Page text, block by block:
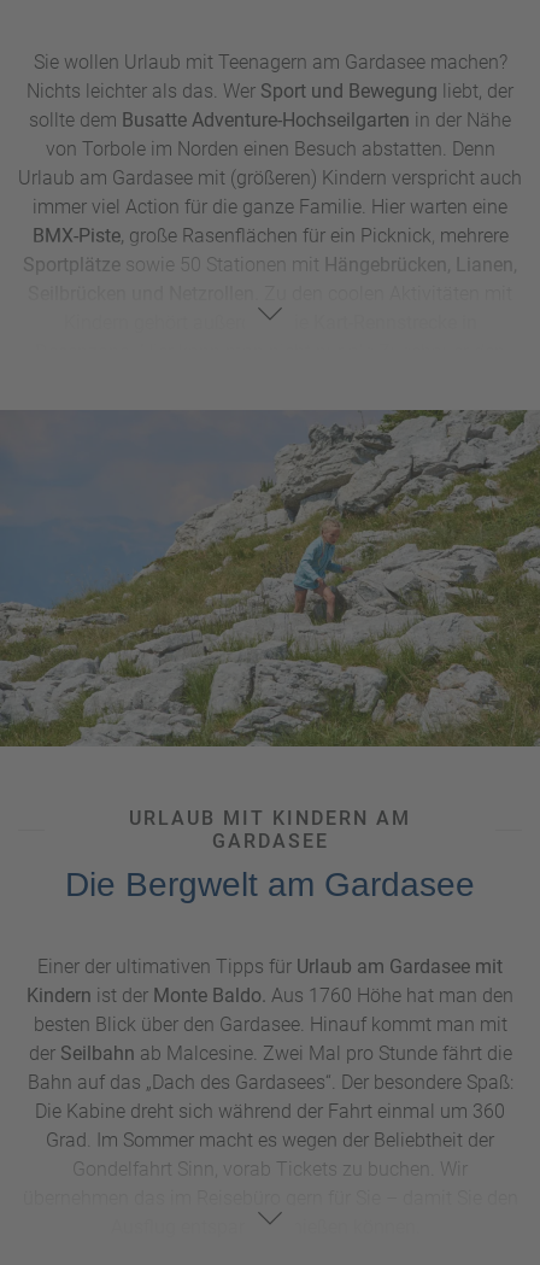
Sie wollen Urlaub mit Teenagern am Gardasee machen?
Nichts leichter als das. Wer Sport und Bewegung liebt, der
sollte dem Busatte Adventure-Hochseilgarten in der Nähe
von Torbole im Norden einen Besuch abstatten. Denn
Urlaub am Gardasee mit (größeren) Kindern verspricht auch
immer viel Action für die ganze Familie. Hier warten eine
BMX-Piste, große Rasenflächen für ein Picknick, mehrere
Sportplätze sowie 50 Stationen mit Hängebrücken, Lianen,
Kindern gehört außerdem die
Gas geben. Und keine Angst: Die Karts für die Kinder fahren
maximal 40 km/h. Die Fahrer müssen aber mindestens 130
Zentimeter groß sein.
Gardasee-Ausflugszielemit Kindern bieten außerdem
die vielen Vergnügungsparks Adrenalin pur. Beliebt ist das
Gardaland in Lazise mit Achterbahnen, Kinderkarussell,
Wildwasserbahnen, Aquaparkund Unterhaltung-Shows.
Wer nicht genug bekommt, kann sogar eine Übernachtung
in einem zum Gardaland Park gehörenden Hotels buchen.
Im benachbarteSEA LIFEkann man in den 40 Becken
5.000 Tiere beobachten, wie beispielsweise Haie, Rochen,
Seesterne und Seelöwen. Filmfans werden dasMovieland
Fahrt, ein 3D-Kino, Achterbahnen und ein Horror-Haus.
Kleinere Kinder dagegen können sich auf Karussells und
eine Panorama-Bahn freuen.
URLAUB MIT KINDERN AM
GARDASEE
Die Bergwelt am Gardasee
Einer der ultimativen Tipps für Urlaub am Gardasee mit
Kindern ist der Monte Baldo. Aus 1760 Höhe hat man den
besten Blick über den Gardasee. Hinauf kommt man mit
der Seilbahn ab Malcesine. Zwei Mal pro Stunde fährt die
Bahn auf das „Dach des Gardasees“. Der besondere Spaß:
Die Kabine dreht sich während der Fahrt einmal um 360
Grad. Im Sommer macht es wegen der Beliebtheit der
Gondelfahrt Sinn, vorab Tickets zu buchen. Wir
Ausflug entspannt genießen können.